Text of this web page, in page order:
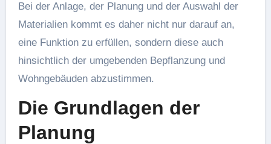
Bei der Anlage, der Planung und der Auswahl der
Materialien kommt es daher nicht nur darauf an,
eine Funktion zu erfüllen, sondern diese auch
hinsichtlich der umgebenden Bepflanzung und
Wohngebäuden abzustimmen.
Die Grundlagen der
Planung